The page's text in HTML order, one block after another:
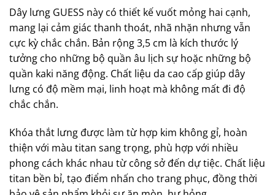
Dây lưng GUESS này có thiết kế vuốt mỏng hai cạnh,
mang lại cảm giác thanh thoát, nhã nhặn nhưng vẫn
cực kỳ chắc chắn. Bản rộng 3,5 cm là kích thước lý
tưởng cho những bộ quần âu lịch sự hoặc những bộ
quần kaki năng động. Chất liệu da cao cấp giúp dây
lưng có độ mềm mại, linh hoạt mà không mất đi độ
chắc chắn.
Khóa thắt lưng được làm từ hợp kim không gỉ, hoàn
thiện với màu titan sang trọng, phù hợp với nhiều
phong cách khác nhau từ công sở đến dự tiệc. Chất liệu
titan bền bỉ, tạo điểm nhấn cho trang phục, đồng thời